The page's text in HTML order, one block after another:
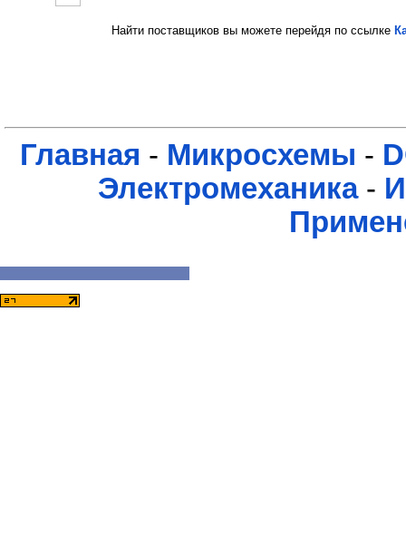
Найти поставщиков вы можете перейдя по ссылке
Главная - Микросхемы -
Электромеханика-